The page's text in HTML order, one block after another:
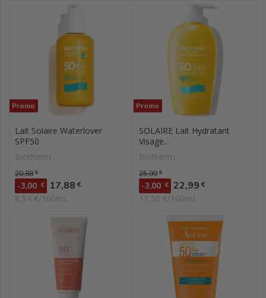
Promo
Lait Solaire Waterlover
SPF50
Biotherm
Prix de base
20,88 €
-3,00 € Prix
17,88 €
8,94 €/100mL
Promo
SOLAIRE Lait Hydratant
Visage...
Biotherm
Prix de base
25,99 €
-3,00 € Prix
22,99 €
11,50 €/100mL